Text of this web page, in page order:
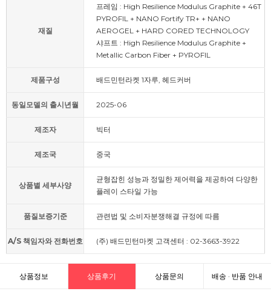
재질
프레임 : High Resilience Modulus Graphite + 46T
PYROFIL + NANO Fortify TR+ + NANO
AEROGEL + HARD CORED TECHNOLOGY
샤프트 : High Resilience Modulus Graphite +
Metallic Carbon Fiber + PYROFIL
제품구성 배드민턴라켓 1자루, 헤드커버
동일모델의 출시년월 2025-06
제조자 빅터
제조국 중국
상품별 세부사양
균형잡힌 성능과 정밀한 제어력을 제공하여 다양한
플레이 스타일 가능
품질보증기준 관련법 및 소비자분쟁해결 규정에 따름
A/S 책임자와 전화번호 (주) 배드민턴마켓 고객센터 : 02-3663-3922
상품정보 상품후기 상품문의 배송 · 반품 안내